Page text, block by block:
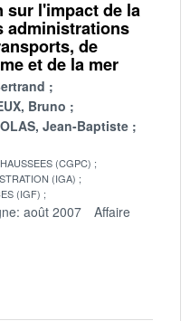
sur l'impact de la
administrations
de
et de la mer
Bruno
Jean-Baptiste
(CGPC)
(IGA)
(IGF)
août 2007
Affaire